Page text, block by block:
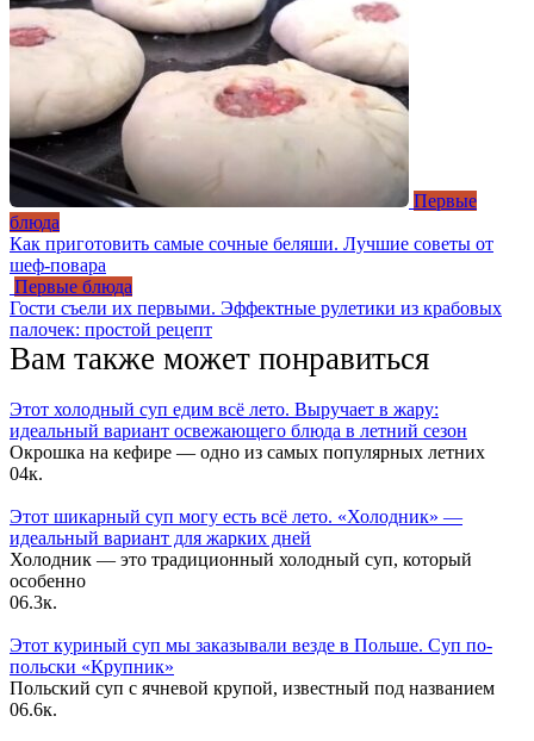
Первые
блюда
Как приготовить самые сочные беляши. Лучшие советы от
шеф-повара
Первые блюда
Гости съели их первыми. Эффектные рулетики из крабовых
палочек: простой рецепт
Вам также может понравиться
Этот холодный суп едим всё лето. Выручает в жару:
идеальный вариант освежающего блюда в летний сезон
Окрошка на кефире — одно из самых популярных летних
04к.
Этот шикарный суп могу есть всё лето. «Холодник» —
идеальный вариант для жарких дней
Холодник — это традиционный холодный суп, который
особенно
06.3к.
Этот куриный суп мы заказывали везде в Польше. Суп по-
польски «Крупник»
Польский суп с ячневой крупой, известный под названием
06.6к.